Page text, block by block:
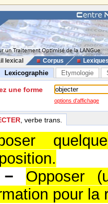
lexical Corpus
Lexicographie Etymologie
une forme
options d'affichage
, verbe trans.
Opposer
pour la